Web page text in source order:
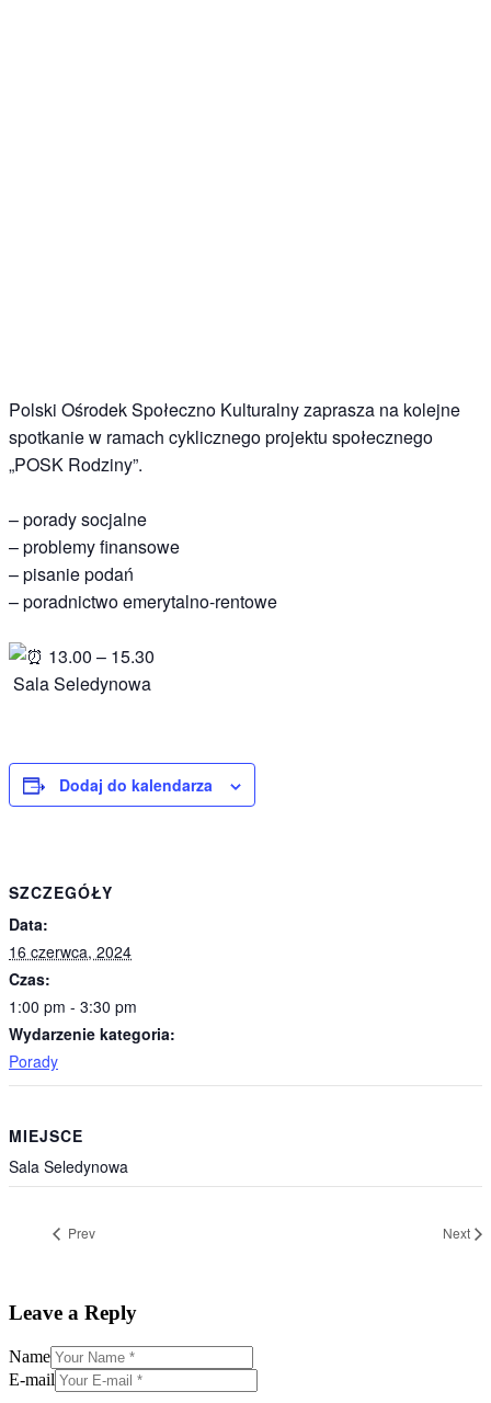
Polski Ośrodek Społeczno Kulturalny zaprasza na kolejne
spotkanie w ramach cyklicznego projektu społecznego
„POSK Rodziny”.
– porady socjalne
– problemy finansowe
– pisanie podań
– poradnictwo emerytalno-rentowe
13.00 – 15.30
Sala Seledynowa
Dodaj do kalendarza
SZCZEGÓŁY
Data:
16 czerwca, 2024
Czas:
1:00 pm - 3:30 pm
Wydarzenie kategoria:
Porady
MIEJSCE
Sala Seledynowa
Prev Next
Leave a Reply
Name
E-mail